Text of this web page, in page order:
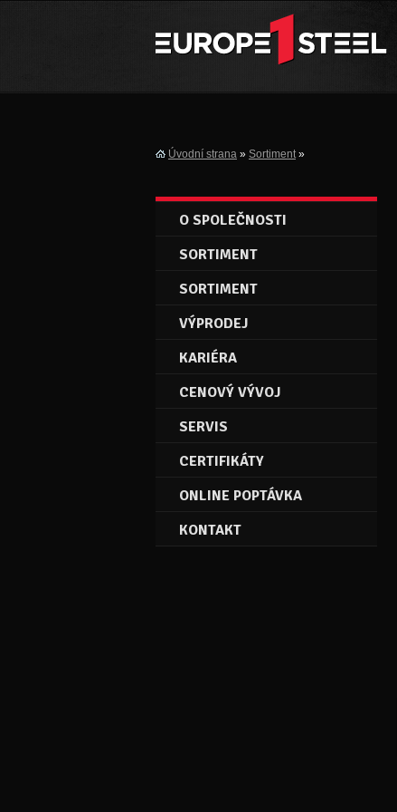
Úvodní strana » Sortiment»
O SPOLEČNOSTI
SORTIMENT
SORTIMENT
VÝPRODEJ
KARIÉRA
CENOVÝ VÝVOJ
SERVIS
CERTIFIKÁTY
ONLINE POPTÁVKA
KONTAKT